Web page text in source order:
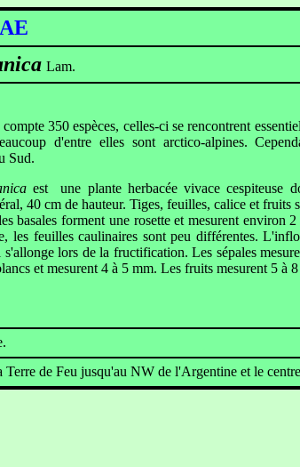
Lam.
compte 350 espèces, celles-ci se rencontrent
d'entre elles sont arctico-alpines.
Sud.
est une plante herbacée vivace cespiteuse
40 cm de hauteur. Tiges, feuilles, calice et fruits
basales forment une rosette et mesurent environ
les feuilles caulinaires sont peu différentes.
s'allonge lors de la fructification. Les sépales
et mesurent 4 à 5 mm. Les fruits mesurent 5 à
Terre de Feu jusqu'au NW de l'Argentine et le